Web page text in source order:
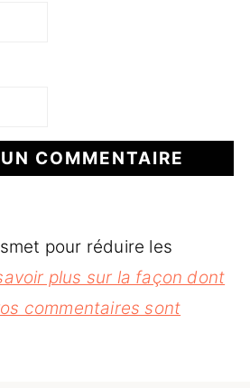
pour réduire les
plus sur la façon dont
commentaires sont